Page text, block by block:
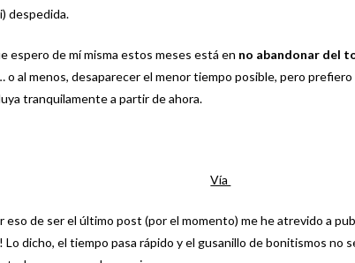
despedida.
espero de mí misma estos meses está en no abandonar del
o al menos, desaparecer el menor tiempo posible, pero
tranquilamente a partir de ahora.
Vía
eso de ser el último post (por el momento) me he atrevido a
Lo dicho, el tiempo pasa rápido y el gusanillo de bonitismos no